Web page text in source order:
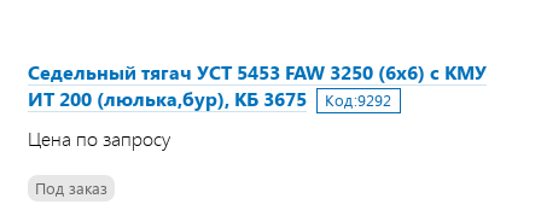
Седельный тягач УСТ 5453 FAW 3250 (6х6) с КМУ
ИТ 200 (люлька,бур), КБ 3675
Код:9292
Цена по запросу
Под заказ